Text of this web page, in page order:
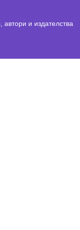
автори и издателства